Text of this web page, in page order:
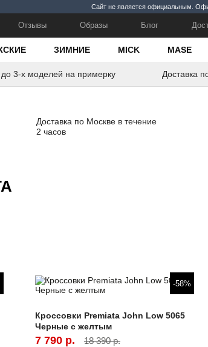
Сайт не является официальным.
Отзывы Образы Блог
ЗИМНИЕ MICK MASE
до 3-х моделей на примерку Доставка
Доставка по Москве в течение
2 часов
-58%
Кроссовки Premiata John Low 5065
Черные с желтым
7 790 р. 18 390 р.